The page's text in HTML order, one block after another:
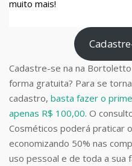
muito mais!
Cadastre-se na na
forma gratuita? Para se
cadastro, basta fazer o
apenas R$ 100,00. O
Cosméticos poderá praticar
economizando 50% nas
uso pessoal e de toda a sua